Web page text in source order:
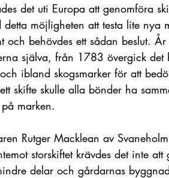
det uti Europa att genomföra
möjligheten att testa lite nya
och behövdes ett sådan beslut.
själva, från 1783 övergick det
ibland skogsmarker för att
skifte skulle alla bönder ha
marken.
Rutger Macklean av
storskiftet krävdes det inte
delar och gårdarnas